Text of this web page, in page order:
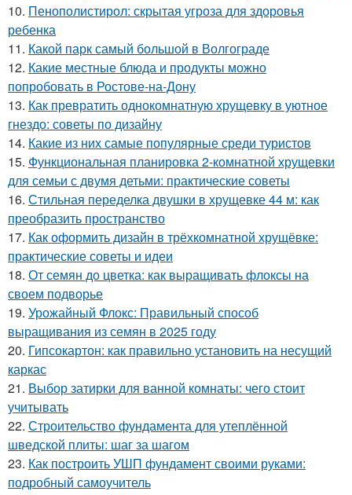
10. Пенополистирол: скрытая угроза для здоровья
ребенка
11. Какой парк самый большой в Волгограде
12. Какие местные блюда и продукты можно
попробовать в Ростове-на-Дону
13. Как превратить однокомнатную хрущевку в уютное
гнездо: советы по дизайну
14. Какие из них самые популярные среди туристов
15. Функциональная планировка 2-комнатной хрущевки
для семьи с двумя детьми: практические советы
16. Стильная переделка двушки в хрущевке 44 м: как
преобразить пространство
17. Как оформить дизайн в трёхкомнатной хрущёвке:
практические советы и идеи
18. От семян до цветка: как выращивать флоксы на
своем подворье
19. Урожайный Флокс: Правильный способ
выращивания из семян в 2025 году
20. Гипсокартон: как правильно установить на несущий
каркас
21. Выбор затирки для ванной комнаты: чего стоит
учитывать
22. Строительство фундамента для утеплённой
шведской плиты: шаг за шагом
23. Как построить УШП фундамент своими руками:
подробный самоучитель